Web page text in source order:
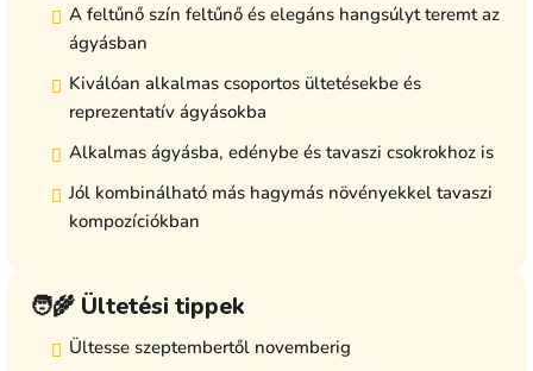
A feltűnő szín feltűnő és elegáns hangsúlyt teremt az
ágyásban
Kiválóan alkalmas csoportos ültetésekbe és
reprezentatív ágyásokba
Alkalmas ágyásba, edénybe és tavaszi csokrokhoz is
Jól kombinálható más hagymás növényekkel tavaszi
kompozíciókban
🧑‍🌾 Ültetési tippek
Ültesse szeptembertől novemberig